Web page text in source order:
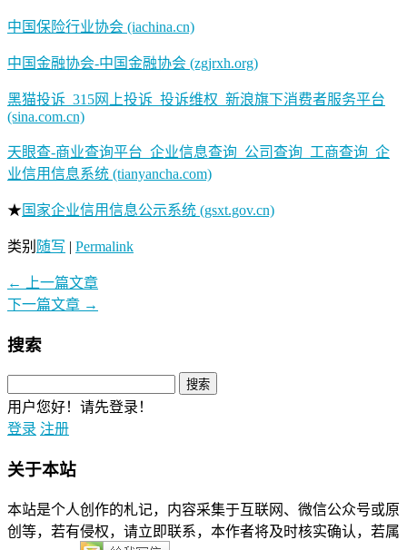
中国保险行业协会 (iachina.cn)
中国金融协会-中国金融协会 (zgjrxh.org)
黑猫投诉_315网上投诉_投诉维权_新浪旗下消费者服务平台
(sina.com.cn)
天眼查-商业查询平台_企业信息查询_公司查询_工商查询_企
业信用信息系统 (tianyancha.com)
★ 国家企业信用信息公示系统 (gsxt.gov.cn)
类别 随写 | Permalink
←
上一篇文章
下一篇文章 →
搜索
用户您好！请先登录！
登录 注册
关于本站
本站是个人创作的札记，内容采集于互联网、微信公众号或原
创等，若有侵权，请立即联系，本作者将及时核实确认，若属